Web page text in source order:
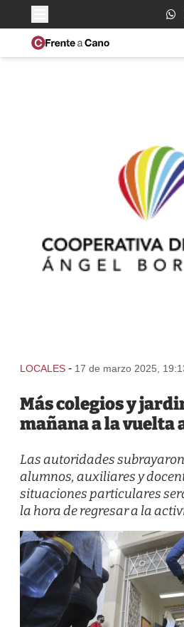
LOCALES - 17 de marzo 2025,
Más colegios y
mañana a la vuelta
Las autoridades
alumnos, auxiliares y
situaciones particulares
la hora de regresar a la